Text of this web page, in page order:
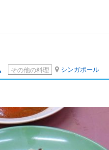
その他の料理 シンガポール